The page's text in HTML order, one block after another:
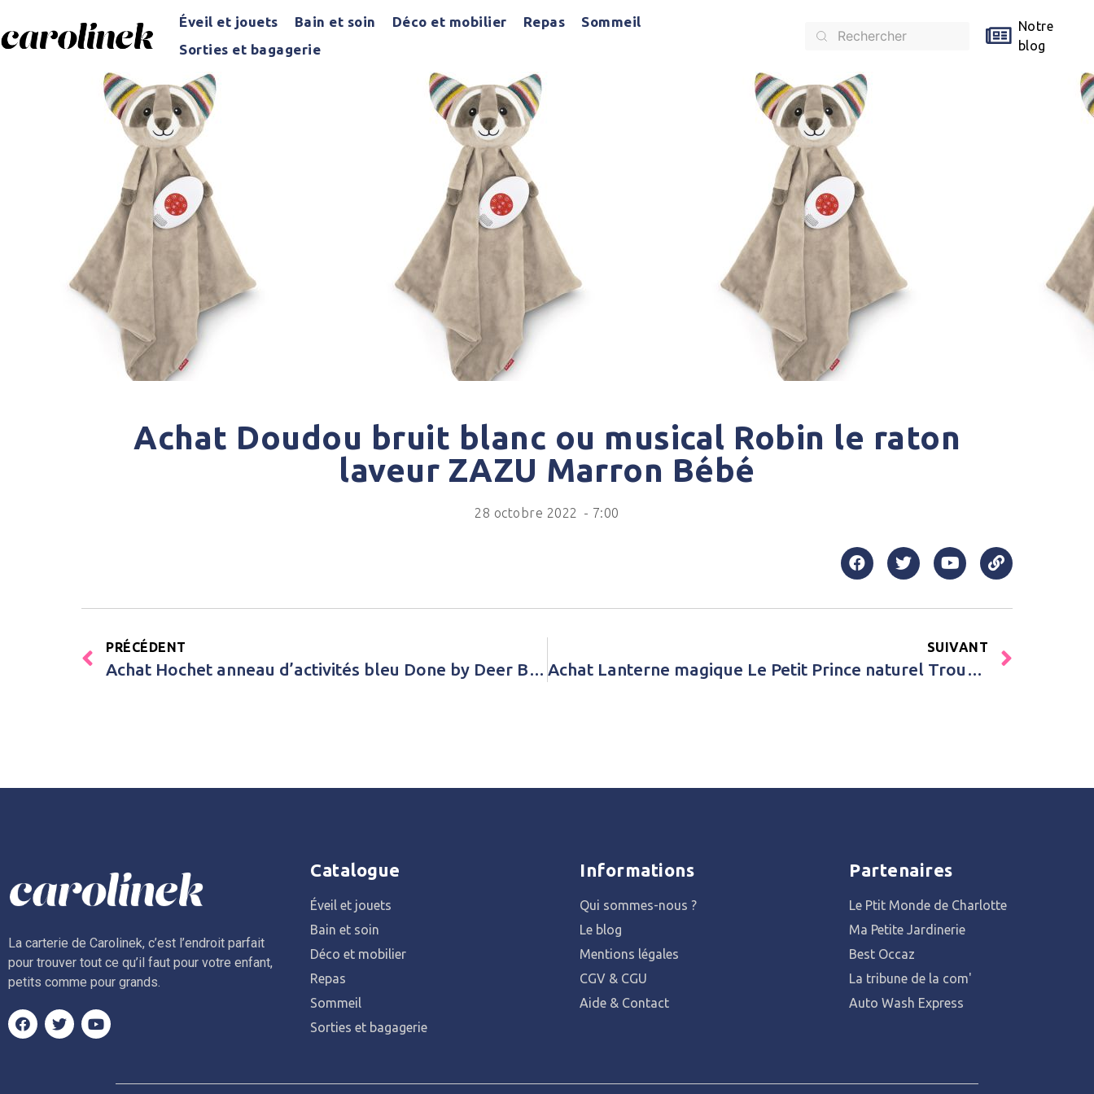
Éveil et jouets Bain et soin Déco et mobilier Repas
Sommeil
Sorties et bagagerie
Notre
blog
Achat Doudou bruit blanc ou musical Robin le raton
laveur ZAZU Marron Bébé
28 octobre 2022 - 7:00
PRÉCÉDENT
Achat Hochet anneau d’activités bleu Done by Deer Bleu Bébé
SUIVANT
Achat Lanterne magique Le Petit Prince naturel Trousselier Bleu Bébé
La carterie de Carolinek, c’est l’endroit parfait
pour trouver tout ce qu’il faut pour votre enfant,
petits comme pour grands.
Catalogue
Éveil et jouets
Bain et soin
Déco et mobilier
Repas
Sommeil
Sorties et bagagerie
Informations
Qui sommes-nous ?
Le blog
Mentions légales
CGV & CGU
Aide & Contact
Partenaires
Le Ptit Monde de Charlotte
Ma Petite Jardinerie
Best Occaz
La tribune de la com'
Auto Wash Express